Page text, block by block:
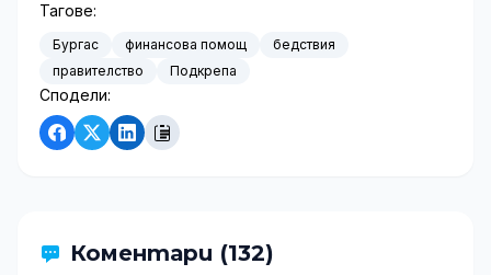
Тагове:
Бургас финансова помощ
бедствия
правителство
Подкрепа
Сподели:
Коментари (132)